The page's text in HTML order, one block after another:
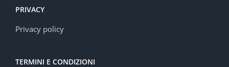
PRIVACY
Privacy policy
TERMINI E CONDIZIONI